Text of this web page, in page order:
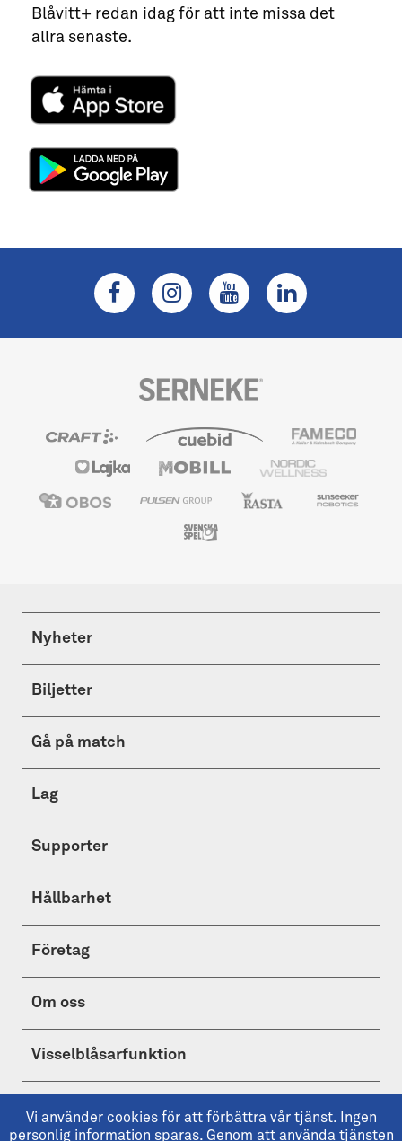
Blåvitt+ redan idag för att inte missa det
allra senaste.
Nyheter
Biljetter
Gå på match
Lag
Supporter
Hållbarhet
Företag
Om oss
Visselblåsarfunktion
Vi använder cookies för att förbättra vår tjänst. Ingen
personlig information sparas. Genom att använda tjänsten